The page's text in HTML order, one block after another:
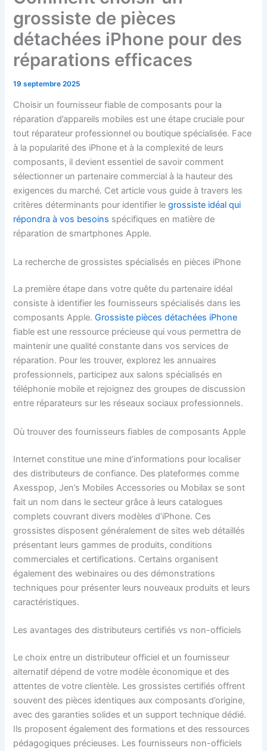
grossiste de pièces
détachées iPhone pour des
réparations efficaces
19 septembre 2025
Choisir un fournisseur fiable de composants pour la
réparation d’appareils mobiles est une étape cruciale pour
tout réparateur professionnel ou boutique spécialisée. Face
à la popularité des iPhone et à la complexité de leurs
composants, il devient essentiel de savoir comment
sélectionner un partenaire commercial à la hauteur des
exigences du marché. Cet article vous guide à travers les
critères déterminants pour identifier legrossiste idéal qui
répondra à vos besoins spécifiques en matière de
réparation de smartphones Apple.
La recherche de grossistes spécialisés en pièces iPhone
La première étape dans votre quête du partenaire idéal
consiste à identifier les fournisseurs spécialisés dans les
composants Apple.Grossiste pièces détachées iPhone
fiable est une ressource précieuse qui vous permettra de
maintenir une qualité constante dans vos services de
réparation. Pour les trouver, explorez les annuaires
professionnels, participez aux salons spécialisés en
téléphonie mobile et rejoignez des groupes de discussion
entre réparateurs sur les réseaux sociaux professionnels.
Où trouver des fournisseurs fiables de composants Apple
Internet constitue une mine d’informations pour localiser
des distributeurs de confiance. Des plateformes comme
Axesspop, Jen’s Mobiles Accessories ou Mobilax se sont
fait un nom dans le secteur grâce à leurs catalogues
complets couvrant divers modèles d’iPhone. Ces
grossistes disposent généralement de sites web détaillés
présentant leurs gammes de produits, conditions
commerciales et certifications. Certains organisent
également des webinaires ou des démonstrations
techniques pour présenter leurs nouveaux produits et leurs
caractéristiques.
Les avantages des distributeurs certifiés vs non-officiels
Le choix entre un distributeur officiel et un fournisseur
alternatif dépend de votre modèle économique et des
attentes de votre clientèle. Les grossistes certifiés offrent
souvent des pièces identiques aux composants d’origine,
avec des garanties solides et un support technique dédié.
Ils proposent également des formations et des ressources
pédagogiques précieuses. Les fournisseurs non-officiels